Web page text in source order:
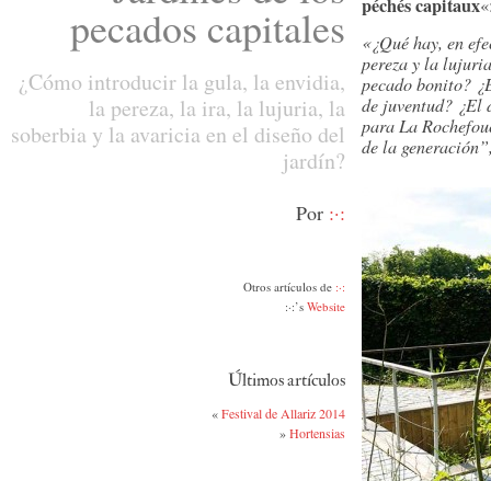
pecados capitales
¿Cómo introducir la gula, la envidia,
la pereza, la ira, la lujuria, la
soberbia y la avaricia en el diseño del
jardín?
Por :·:
Otros artículos de :·:
:·:’s Website
Últimos artículos
«Festival de Allariz 2014
»Hortensias
péchés capitaux
«¿Qué hay, en
pereza y la
pecado bonito?
de juventud? ¿El
para La
de la